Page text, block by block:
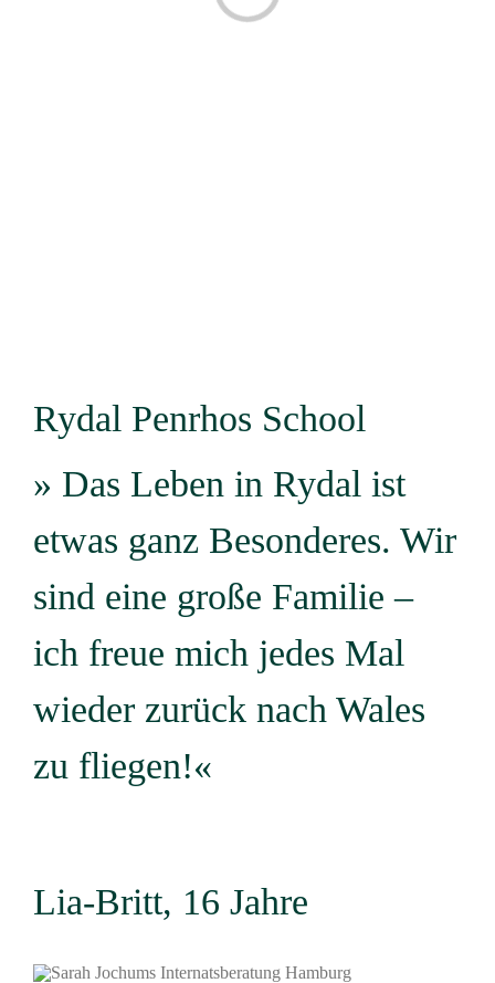
Rydal Penrhos School
» Das Leben in Rydal ist
etwas ganz Besonderes. Wir
sind eine große Familie –
ich freue mich jedes Mal
wieder zurück nach Wales
zu fliegen!«
Lia-Britt, 16 Jahre